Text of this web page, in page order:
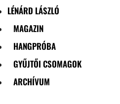
LÉNÁRD LÁSZLÓ
MAGAZIN
HANGPRÓBA
GYŰJTŐI CSOMAGOK
ARCHÍVUM